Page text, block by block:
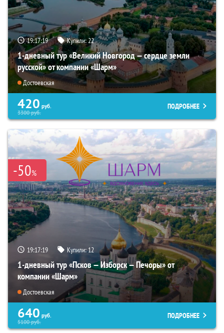
19:17:18 Купили:22
1-дневный тур «Великий Новгород — сердце земли
русской» от компании «Шарм»
Достоевская
420 руб.
3300руб.
ПОДРОБНЕЕ
-50%
19:17:18 Купили:12
1-дневный тур «Псков — Изборск — Печоры» от
компании «Шарм»
Достоевская
640 руб.
5100руб.
ПОДРОБНЕЕ